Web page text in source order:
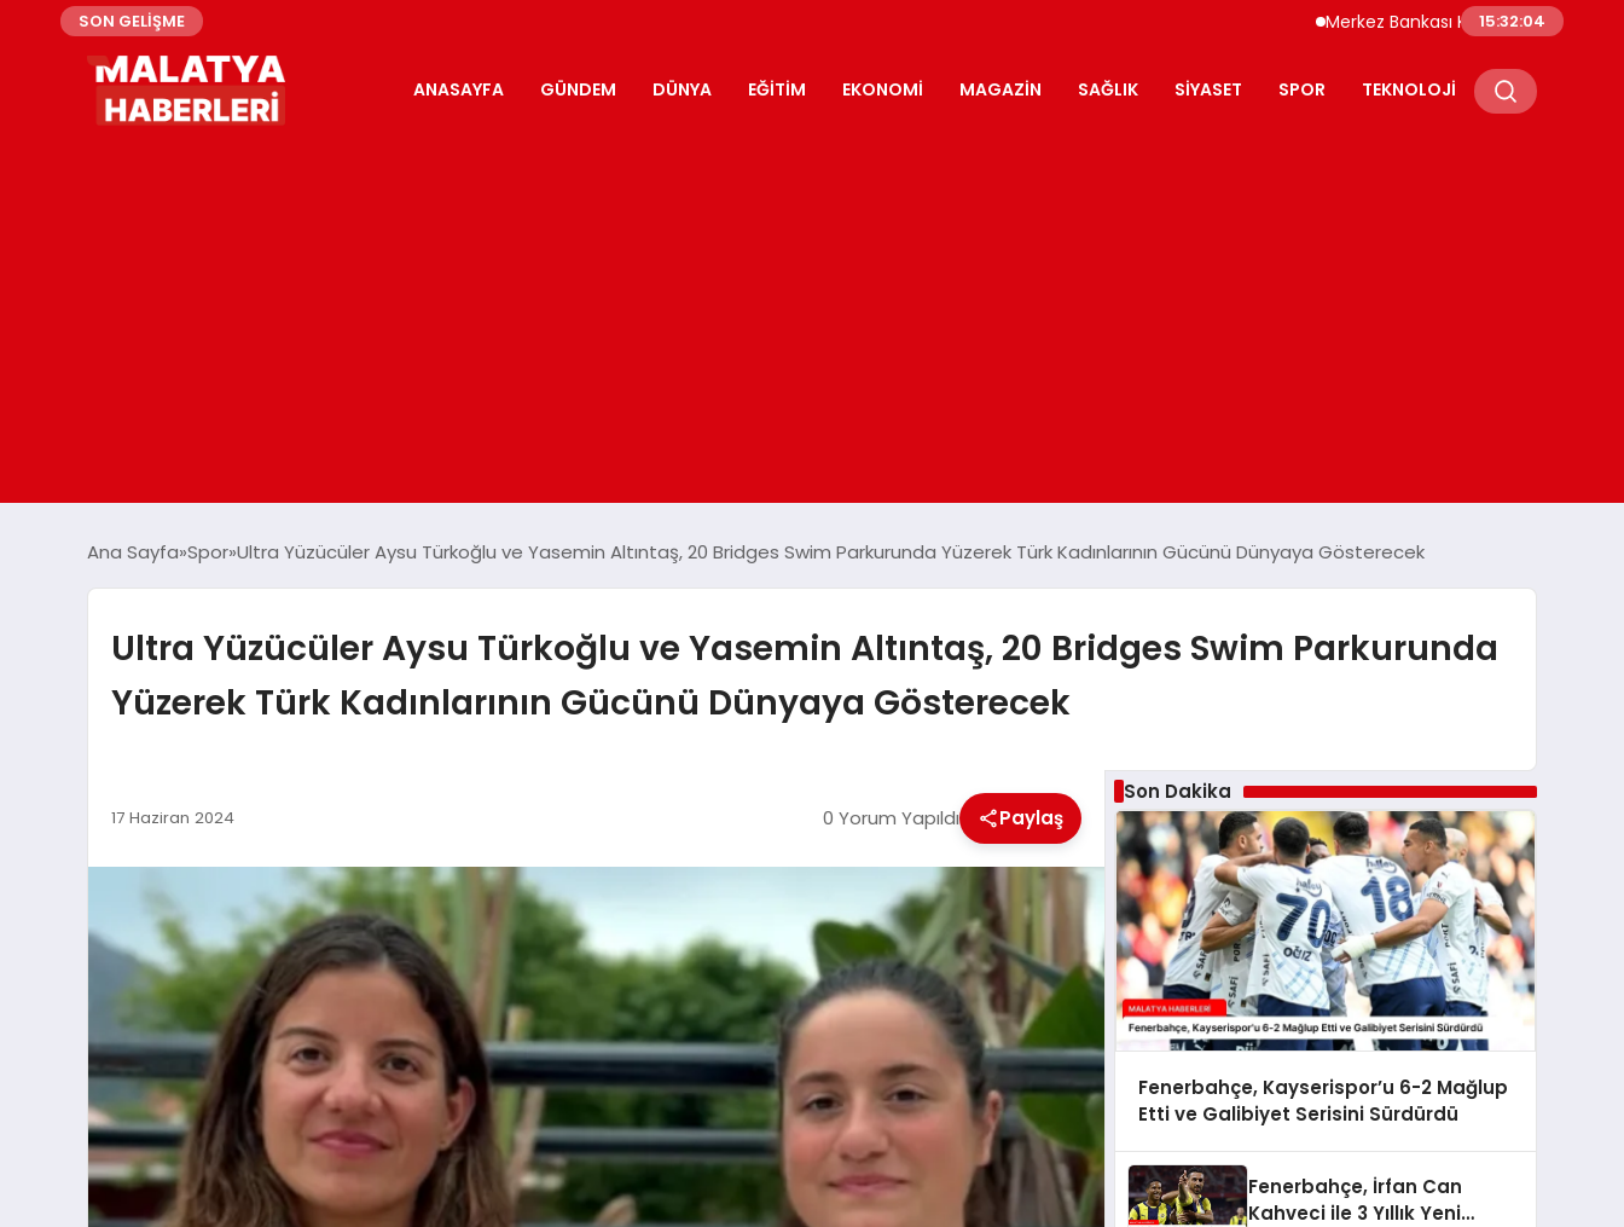
SON GELİŞME Merkez Bankası Kripto Varlık Merkezi
15:32:05
ANASAYFA GÜNDEM DÜNYA EĞITIM EKONOMI MAGAZIN SAĞLIK SIYASET SPOR TEKNOLOJI
Ana Sayfa Spor Ultra Yüzücüler Aysu Türkoğlu ve Yasemin Altıntaş, 20 Bridges Swim Parkurunda Yüzerek Türk Kadınlarının Gücünü Dünyaya Gösterecek
Ultra Yüzücüler Aysu Türkoğlu ve Yasemin Altıntaş, 20 Bridges Swim Parkurunda
Yüzerek Türk Kadınlarının Gücünü Dünyaya Gösterecek
17 Haziran 2024 0 Yorum Yapıldı Paylaş
Son Dakika
Fenerbahçe, Kayserispor’u 6-2 Mağlup
Etti ve Galibiyet Serisini Sürdürdü
Fenerbahçe, İrfan Can
Kahveci ile 3 Yıllık Yeni